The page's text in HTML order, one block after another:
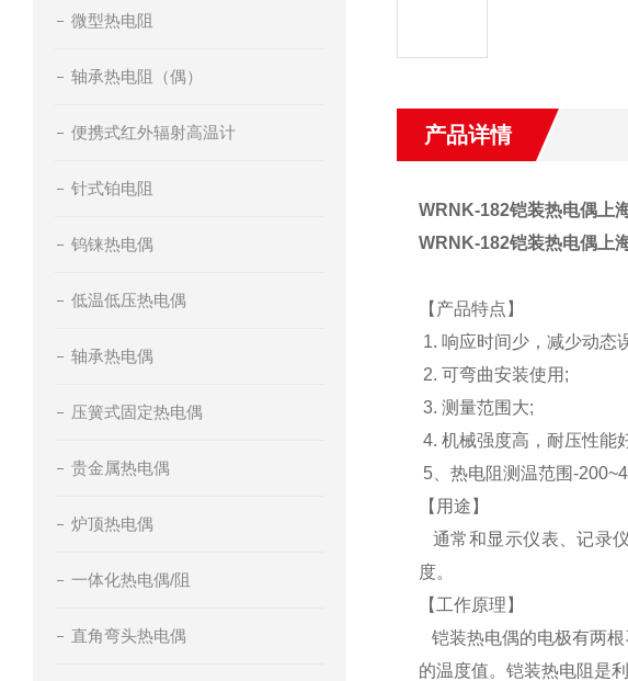
微型热电阻
轴承热电阻（偶）
便携式红外辐射高温计
针式铂电阻
钨铼热电偶
低温低压热电偶
轴承热电偶
压簧式固定热电偶
贵金属热电偶
炉顶热电偶
一体化热电偶/阻
直角弯头热电偶
产品详情
WRNK-182铠装热电偶上
WRNK-182铠装热电偶上
【 产品特点】
1. 响应时间少，减少动态
2. 可弯曲安装使用;
3. 测量范围大;
4. 机械强度高，耐压性能
5、热电阻测温范围-
【 用途】
通常和显示仪表、记录
度。
【 工作原理】
铠装热电偶的电极有两
的温度值。铠装热电阻是